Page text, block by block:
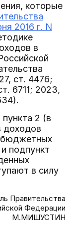
которые
2016 г. N
в
ст. 4476;
6711; 2023,
2 (в
доходов
подпункт
в силу
Правительства
Федерации
М.МИШУСТИН